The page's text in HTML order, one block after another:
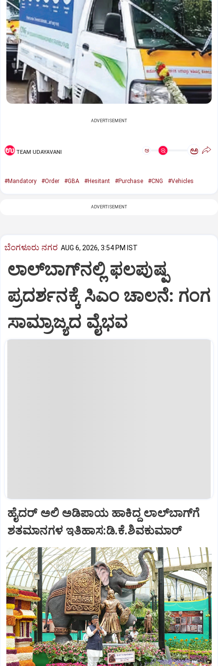
ADVERTISEMENT
TEAM UDAYAVANI ಅ ಅ
#Mandatory #Order #GBA #Hesitant #Purchase #CNG #Vehicles
ADVERTISEMENT
ಬೆಂಗಳೂರು ನಗರ AUG 6, 2026, 3:54 PM IST
ಲಾಲ್‌ಬಾಗ್‌ನಲ್ಲಿ ಫಲಪುಷ್ಪ
ಪ್ರದರ್ಶನಕ್ಕೆ ಸಿಎಂ ಚಾಲನೆ: ಗಂಗ
ಸಾಮ್ರಾಜ್ಯದ ವೈಭವ
ಹೈದರ್ ಅಲಿ ಅಡಿಪಾಯ ಹಾಕಿದ್ದ ಲಾಲ್‌ಬಾಗ್‌ಗೆ
ಶತಮಾನಗಳ ಇತಿಹಾಸ:ಡಿ.ಕೆ.ಶಿವಕುಮಾರ್